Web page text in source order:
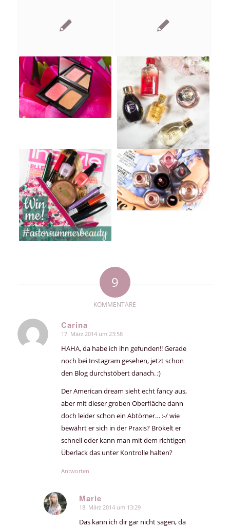
9
KOMMENTARE
Carina
sagte:
17. März 2014 um 23:58
HAHA, da habe ich ihn gefunden!! Gerade
noch bei Instagram gesehen, jetzt schon
den Blog durchstöbert danach. ;)
Der American dream sieht echt fancy aus,
aber mit dieser groben Oberfläche dann
doch leider schon ein Abtörner… :-/ wie
bewährt er sich in der Praxis? Brökelt er
schnell oder kann man mit dem richtigen
Überlack das unter Kontrolle halten?
Antworten
Marie
sagte:
18. März 2014 um 13:29
Das kann ich dir gar nicht sagen, da